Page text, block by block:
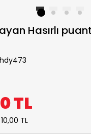
2 3 4
Hasırlı
hdy473
TL
10,00 TL